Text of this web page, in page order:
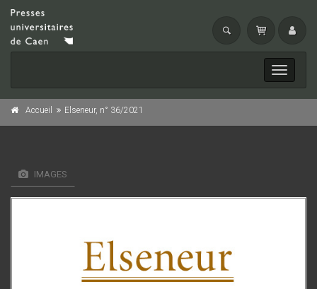
Toggle
Accueil Elseneur, n° 36/2021
IMAGES